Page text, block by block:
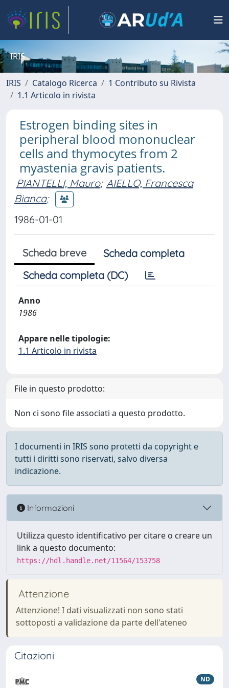
IRIS
IRIS Catalogo Ricerca
1 Contributo su Rivista
1.1 Articolo in rivista
Estrogen binding sites in
peripheral blood mononuclear
cells and thymocytes from 2
myastenia gravis patients.
PIANTELLI, Mauro; AIELLO, Francesca
Bianca;
1986-01-01
Scheda breve
Scheda completa
Scheda completa (DC)
Anno
1986
Appare nelle tipologie:
1.1 Articolo in rivista
File in questo prodotto:
Non ci sono file associati a questo prodotto.
I documenti in IRIS sono protetti da copyright e
tutti i diritti sono riservati, salvo diversa
indicazione.
Informazioni
Utilizza questo identificativo per citare o creare un
link a questo documento:
https://hdl.handle.net/11564/153758
Attenzione
Attenzione! I dati visualizzati non sono stati
sottoposti a validazione da parte dell'ateneo
Citazioni
ND